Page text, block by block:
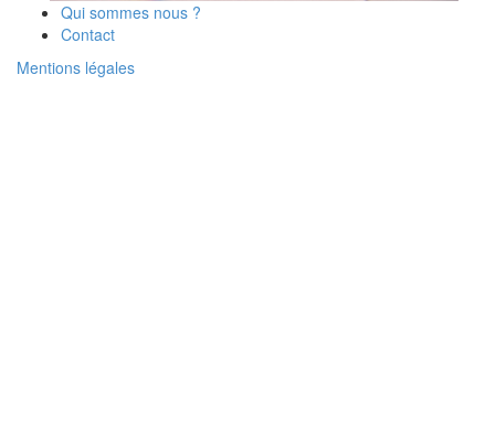
Qui sommes nous ?
Contact
Mentions légales